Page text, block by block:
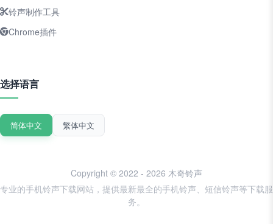
铃声制作工具
Chrome插件
选择语言
简体中文 繁体中文
Copyright © 2022 - 2026 木奇铃声
专业的手机铃声下载网站，提供最新最全的手机铃声、短信铃声等下载服
务。